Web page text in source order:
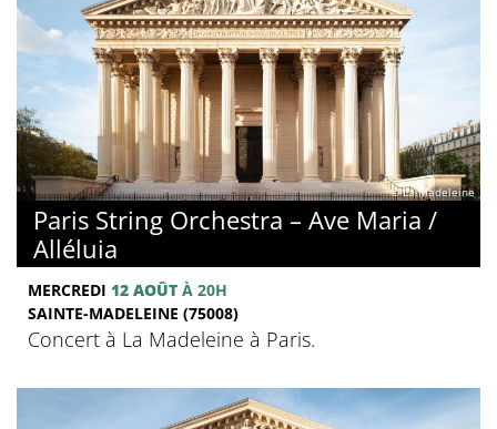
© La Madeleine
Paris String Orchestra – Ave Maria /
Alléluia
MERCREDI 12 AOÛT À 20H
SAINTE-MADELEINE (75008)
Concert à La Madeleine à Paris.